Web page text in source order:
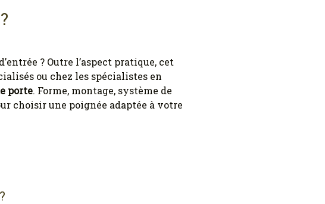
? Outre l’aspect pratique, cet
ou chez les spécialistes en
porte. Forme, montage, système de
choisir une poignée adaptée à votre